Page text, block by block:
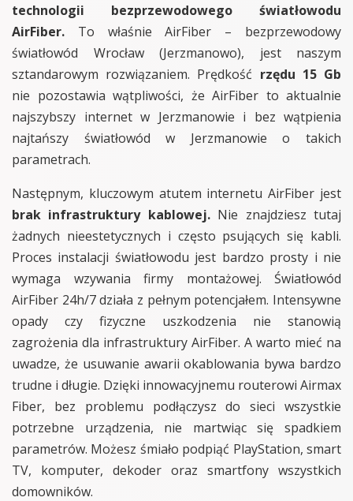
technologii bezprzewodowego światłowodu
AirFiber. To właśnie AirFiber – bezprzewodowy
światłowód Wrocław (Jerzmanowo), jest naszym
sztandarowym rozwiązaniem. Prędkość rzędu 15 Gb
nie pozostawia wątpliwości, że AirFiber to aktualnie
najszybszy internet w Jerzmanowie i bez wątpienia
najtańszy światłowód w Jerzmanowie o takich
parametrach.
Następnym, kluczowym atutem internetu AirFiber jest
brak infrastruktury kablowej.Nie znajdziesz tutaj
żadnych nieestetycznych i często psujących się kabli.
Proces instalacji światłowodu jest bardzo prosty i nie
wymaga wzywania firmy montażowej. Światłowód
AirFiber 24h/7 działa z pełnym potencjałem. Intensywne
opady czy fizyczne uszkodzenia nie stanowią
zagrożenia dla infrastruktury AirFiber. A warto mieć na
uwadze, że usuwanie awarii okablowania bywa bardzo
trudne i długie. Dzięki innowacyjnemu routerowi Airmax
Fiber, bez problemu podłączysz do sieci wszystkie
potrzebne urządzenia, nie martwiąc się spadkiem
parametrów. Możesz śmiało podpiąć PlayStation, smart
TV, komputer, dekoder oraz smartfony wszystkich
domowników.